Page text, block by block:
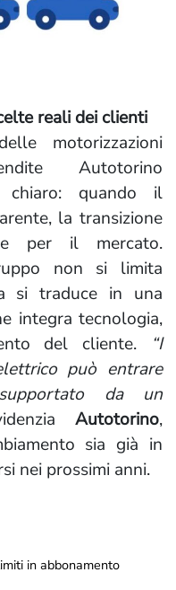
reali dei clienti
motorizzazioni
Autotorino
chiaro: quando il
la transizione
per il mercato.
non si limita
si traduce in una
integra tecnologia,
del cliente.
“I
può entrare
da un
Autotorino,
sia già in
nei prossimi anni.
in abbonamento